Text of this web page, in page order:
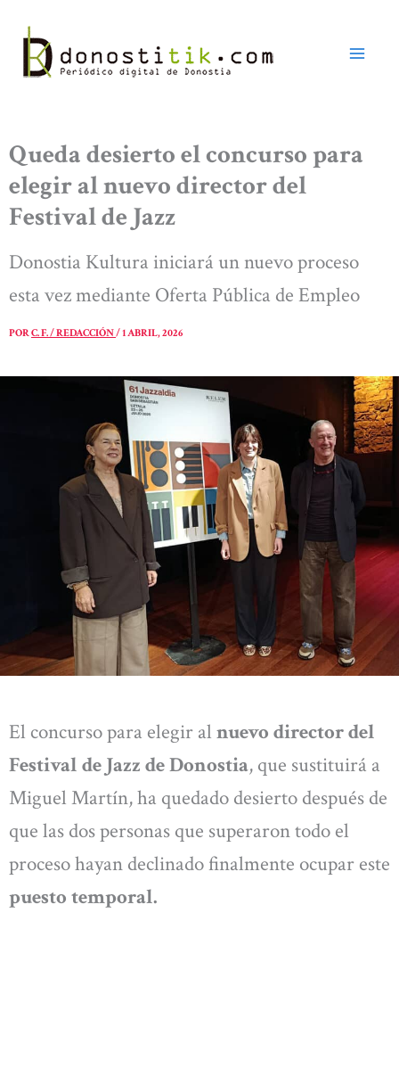
contenido
Queda desierto el concurso para
elegir al nuevo director del
Festival de Jazz
Donostia Kultura iniciará un nuevo proceso
esta vez mediante Oferta Pública de Empleo
PORC. F. / REDACCIÓN/1 ABRIL, 2026
El concurso para elegir al nuevo director del
Festival de Jazz de Donostia, que sustituirá a
Miguel Martín, ha quedado desierto después de
que las dos personas que superaron todo el
proceso hayan declinado finalmente ocupar este
puesto temporal.